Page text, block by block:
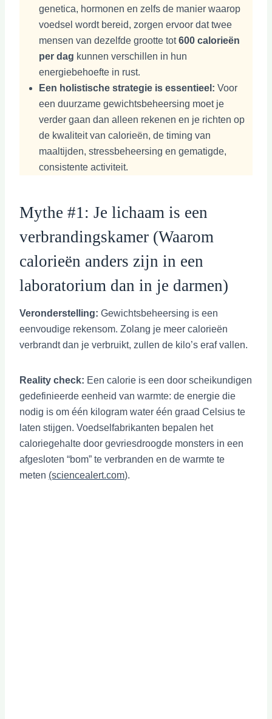
genetica, hormonen en zelfs de manier waarop
voedsel wordt bereid, zorgen ervoor dat twee
mensen van dezelfde grootte tot600 calorieën
per dag kunnen verschillen in hun
energiebehoefte in rust.
Een holistische strategie is essentieel: Voor
een duurzame gewichtsbeheersing moet je
verder gaan dan alleen rekenen en je richten op
de kwaliteit van calorieën, de timing van
maaltijden, stressbeheersing en gematigde,
consistente activiteit.
Mythe #1: Je lichaam is een
verbrandingskamer (Waarom
calorieën anders zijn in een
laboratorium dan in je darmen)
Veronderstelling: Gewichtsbeheersing is een
eenvoudige rekensom. Zolang je meer calorieën
verbrandt dan je verbruikt, zullen de kilo’s eraf vallen.
Reality check: Een calorie is een door scheikundigen
gedefinieerde eenheid van warmte: de energie die
nodig is om één kilogram water één graad Celsius te
laten stijgen. Voedselfabrikanten bepalen het
caloriegehalte door gevriesdroogde monsters in een
afgesloten “bom” te verbranden en de warmte te
meten (sciencealert.com).